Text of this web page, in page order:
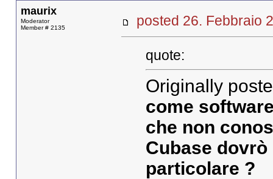
maurix
Moderator
Member # 2135
posted 26.
quote:
Originally
come
che non
Cubase
particolare ?